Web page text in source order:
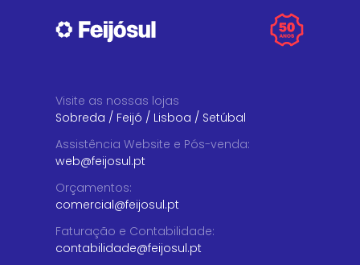
Visite as nossas lojas
Sobreda / Feijó / Lisboa / Setúbal
Assistência Website e Pós-venda:
web@feijosul.pt
Orçamentos:
comercial@feijosul.pt
Faturação e Contabilidade:
contabilidade@feijosul.pt